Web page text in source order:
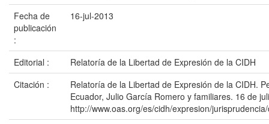
Fecha de
publicación
:
16-jul-2013
Editorial :
Relatoría de la Libertad de Expresión de la CIDH
Citación :
Relatoría de la Libertad de Expresión de la CIDH.
Ecuador, Julio García Romero y familiares. 16 de
http://www.oas.org/es/cidh/expresion/